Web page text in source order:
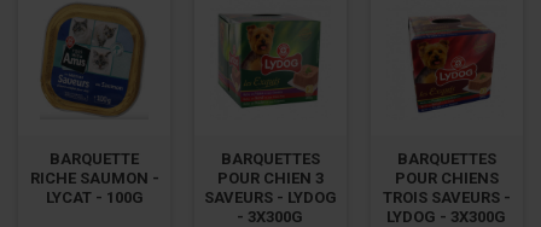
BARQUETTE
RICHE SAUMON -
LYCAT - 100G
BARQUETTES
POUR CHIEN 3
SAVEURS - LYDOG
- 3X300G
BARQUETTES
POUR CHIENS
TROIS SAVEURS -
LYDOG - 3X300G